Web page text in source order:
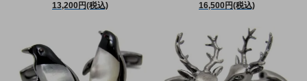
13,200円(税込) 16,500円(税込)